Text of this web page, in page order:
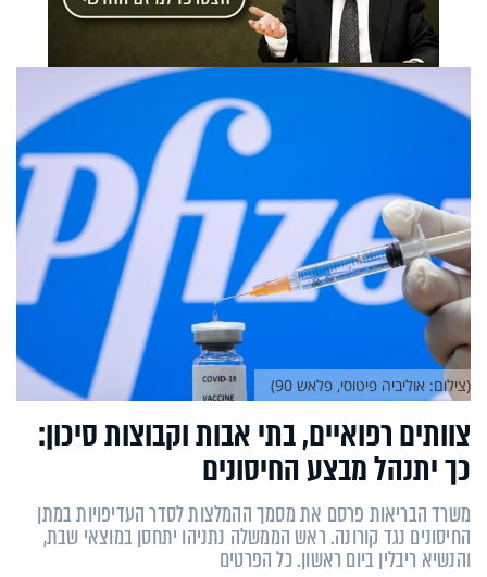
צוותים רפואיים, בתי אבות וקבוצות סיכון:
כך יתנהל מבצע החיסונים
משרד הבריאות פרסם את מסמך ההמלצות לסדר העדיפויות במתן
החיסונים נגד קורונה. ראש הממשלה נתניהו יתחסן במוצאי שבת,
והנשיא ריבלין ביום ראשון. כל הפרטים
(צילום: אוליביה פיטוסי, פלאש 90)